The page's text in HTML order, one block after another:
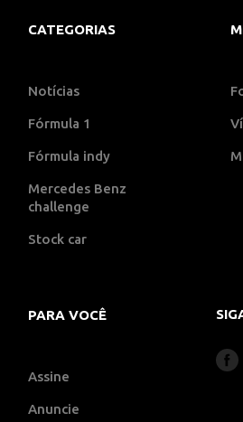
CATEGORIAS
Notícias
Fórmula 1
Fórmula indy
Mercedes Benz
challenge
Stock car
PARA VOCÊ
Assine
Anuncie